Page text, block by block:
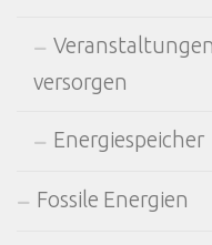
versorgen
Energiespeicher
Fossile Energien